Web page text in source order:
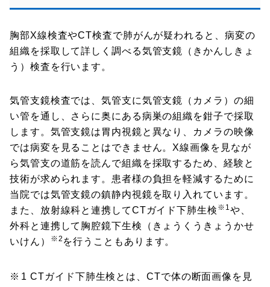
胸部X線検査やCT検査で肺がんが疑われると、病変の
組織を採取して詳しく調べる気管支鏡（きかんしきょ
う）検査を行います。
気管支鏡検査では、気管支に気管支鏡（カメラ）の細
い管を通し、さらに奥にある病巣の組織を鉗子で採取
します。気管支鏡は胃内視鏡と異なり、カメラの映像
では病変を見ることはできません。X線画像を見なが
ら気管支の道筋を読んで組織を採取するため、経験と
技術が求められます。患者様の負担を軽減するために
当院では気管支鏡の鎮静内視鏡を取り入れています。
また、放射線科と連携してCTガイド下肺生検 ※1や、
外科と連携して胸腔鏡下生検（きょうくうきょうかせ
いけん）
※2 を行うこともあります。
1 CTガイド下肺生検とは、CTで体の断面画像を見